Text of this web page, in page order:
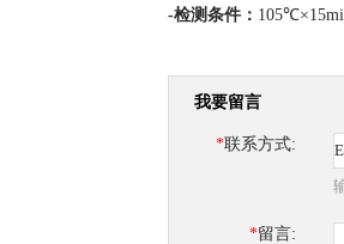
-检测条件 ：
我要留言
*联系方式:
*留言: